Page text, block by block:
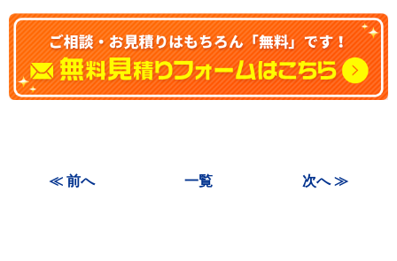
≪ 前へ 一覧 次へ ≫